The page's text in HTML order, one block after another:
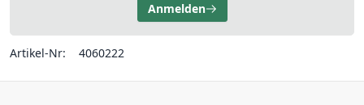
Anmelden
Artikel-Nr: 4060222